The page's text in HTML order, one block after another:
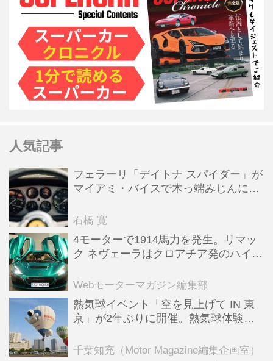
人気記事
フェラーリ「デイトナ スパイダー」が
マイアミ・バイスで木っ端みじんにな
石橋 寛
4モーターで1914馬力を発生。リマッ
ク ネヴェーラはクロアチア発のハイパ
全版／115】
Webモーターマガジン編集部
熱気球イベント「空を見上げて IN 東
京」が2年ぶりに開催。熱気球体験搭
ンテンツも
千葉知充（Motor Magazine編集企画室）